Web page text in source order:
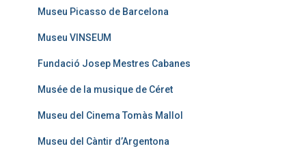
Museu Picasso de Barcelona
Museu VINSEUM
Fundació Josep Mestres Cabanes
Musée de la musique de Céret
Museu del Cinema Tomàs Mallol
Museu del Càntir d’Argentona